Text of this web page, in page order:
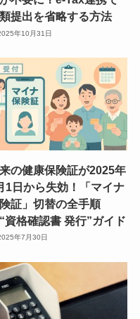
提出を省略する方法
年10月31日
の健康保険証が2025年
1日から失効！「マイナ
証」切替の全手順
資格確認書 発行”ガイド
年7月30日